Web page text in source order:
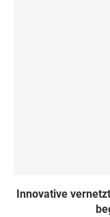
Innovative